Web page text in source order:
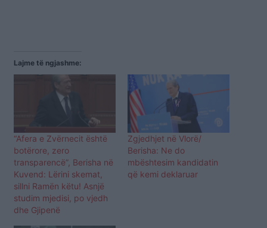
Lajme të ngjashme:
“Afera e Zvërnecit është
botërore, zero
transparencë”, Berisha në
Kuvend: Lërini skemat,
sillni Ramën këtu! Asnjë
studim mjedisi, po vjedh
dhe Gjipenë
Zgjedhjet në Vlorë/
Berisha: Ne do
mbështesim kandidatin
që kemi deklaruar